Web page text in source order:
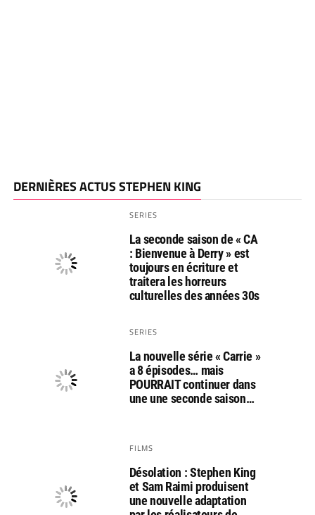
DERNIÈRES ACTUS STEPHEN KING
SERIES
La seconde saison de « CA
: Bienvenue à Derry » est
toujours en écriture et
traitera les horreurs
culturelles des années 30s
SERIES
La nouvelle série « Carrie »
a 8 épisodes… mais
POURRAIT continuer dans
une une seconde saison…
FILMS
Désolation : Stephen King
et Sam Raimi produisent
une nouvelle adaptation